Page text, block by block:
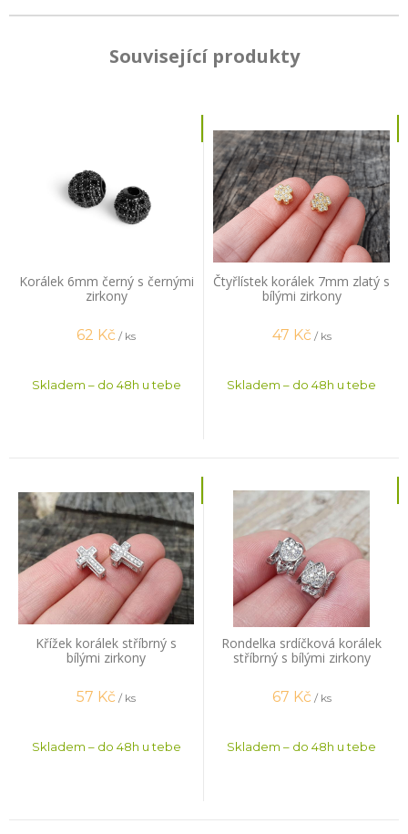
Související produkty
Korálek 6mm černý s černými
zirkony
62 Kč / ks
Skladem – do 48h u tebe
Čtyřlístek korálek 7mm zlatý s
bílými zirkony
47 Kč / ks
Skladem – do 48h u tebe
Křížek korálek stříbrný s
bílými zirkony
57 Kč / ks
Skladem – do 48h u tebe
Rondelka srdíčková korálek
stříbrný s bílými zirkony
67 Kč / ks
Skladem – do 48h u tebe